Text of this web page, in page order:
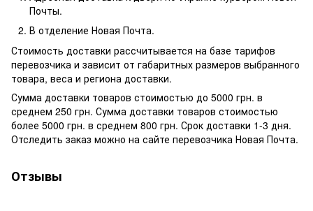
Почты.
В отделение Новая Почта.
Стоимость доставки рассчитывается на базе тарифов
перевозчика и зависит от габаритных размеров выбранного
товара, веса и региона доставки.
Сумма доставки товаров стоимостью до 5000 грн. в
среднем 250 грн. Сумма доставки товаров стоимостью
более 5000 грн. в среднем 800 грн. Срок доставки 1-3 дня.
Отследить заказ можно на сайте перевозчика Новая Почта.
Отзывы